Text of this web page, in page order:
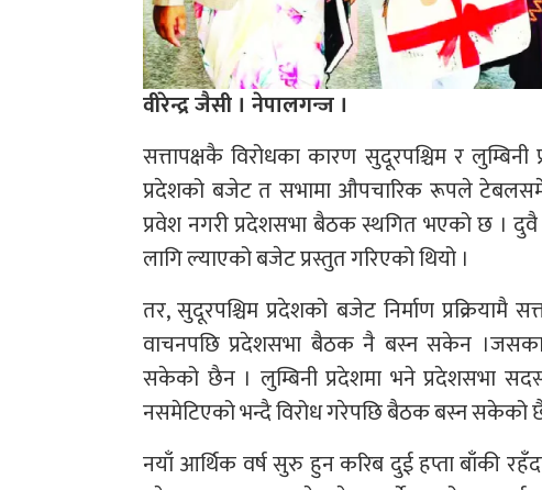
वीरेन्द्र जैसी । नेपालगन्ज ।
सत्तापक्षकै विरोधका कारण सुदूरपश्चिम र
प्रदेशको बजेट त सभामा औपचारिक रूपले
प्रवेश नगरी प्रदेशसभा बैठक स्थगित भएको छ ।
लागि ल्याएको बजेट प्रस्तुत गरिएको थियो ।
तर, सुदूरपश्चिम प्रदेशको बजेट निर्माण
वाचनपछि प्रदेशसभा बैठक नै बस्न सकेन
सकेको छैन । लुम्बिनी प्रदेशमा भने प्रदेशसभा
नसमेटिएको भन्दै विरोध गरेपछि बैठक बस्न सकेको
नयाँ आर्थिक वर्ष सुरु हुन करिब दुई हप्ता बाँकी